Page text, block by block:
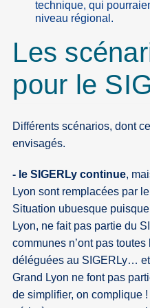
technique, qui
niveau régional.
Les
pour le
Différents scénarios, dont
envisagés.
- le SIGERLy continue,
Lyon sont remplacées par
Situation ubuesque
Lyon, ne fait pas partie du
communes n’ont pas
déléguées au SIGERLy…
Grand Lyon ne font pas
de simplifier, on complique